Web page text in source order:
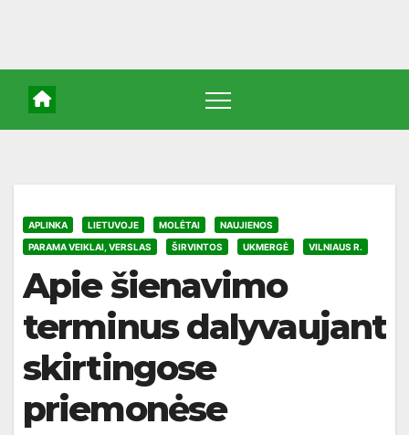
APLINKA LIETUVOJE MOLĖTAI
NAUJIENOS
PARAMA VEIKLAI, VERSLAS
ŠIRVINTOS UKMERGĖ VILNIAUS R.
Apie šienavimo
terminus dalyvaujant
skirtingose
priemonėse